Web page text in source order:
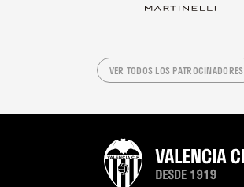
VER TODOS LOS PATROCINADORES